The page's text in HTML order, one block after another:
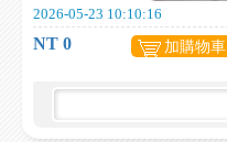
2026-05-23 10:10:16
NT 0 加購物車